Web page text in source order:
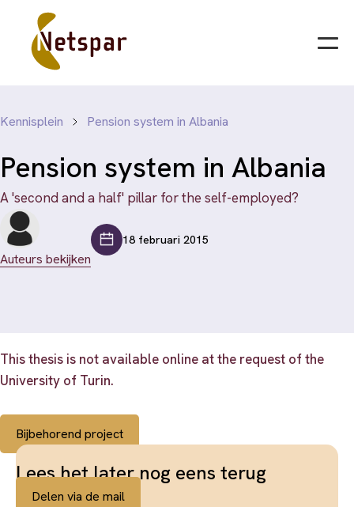
Kennisplein Pension system in Albania
Pension system in Albania
A 'second and a half' pillar for the self-employed?
Auteurs bekijken
18 februari 2015
This thesis is not available online at the request of the
University of Turin.
Bijbehorend project
Lees het later nog eens terug
Delen via de mail